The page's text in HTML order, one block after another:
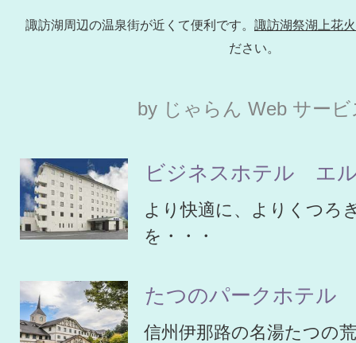
諏訪湖周辺の温泉街が近くて便利です。 諏訪湖祭湖上花
ださい。
by じゃらん Web サービ
ビジネスホテル エ
より快適に、よりくつろ
を・・・
たつのパークホテル
信州伊那路の名湯たつの